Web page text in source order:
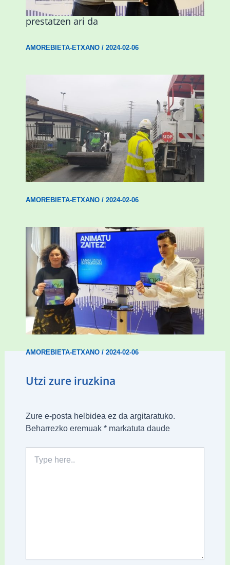
alaitasunez beteriko inauterietarako
prestatzen ari da
AMOREBIETA-ETXANO/ 2024-02-06
Amorebieta-Etxanok auzoak hobetzeko
plan integrala ezarri du
AMOREBIETA-ETXANO/ 2024-02-06
Amorebietak gazteen inklusio aktiboa
bultzatu du “ZUOK” ekimenarekin
AMOREBIETA-ETXANO/2024-02-06
Utzi zure iruzkina
Zure e-posta helbidea ez da argitaratuko.
Beharrezko eremuak *markatuta daude
here..